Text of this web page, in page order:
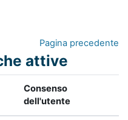
Pagina precedente
attive
Consenso
dell'utente